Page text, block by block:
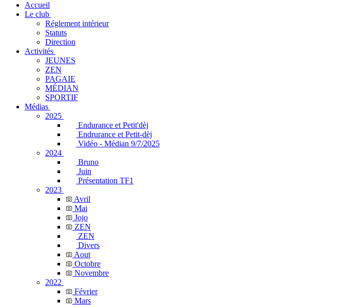
Accueil
Le club
Réglement intérieur
Statuts
Direction
Activités
JEUNES
ZEN
PAGAIE
MÉDIAN
SPORTIF
Médias
2025
Endurance et Petit'dèj
Endrurance et Petit-dèj
Vidéo - Médian 9/7/2025
2024
Bruno
Juin
Présentation TF1
2023
Avril
Mai
Jojo
ZEN
ZEN
Divers
Aout
Octobre
Novembre
2022
Février
Mars